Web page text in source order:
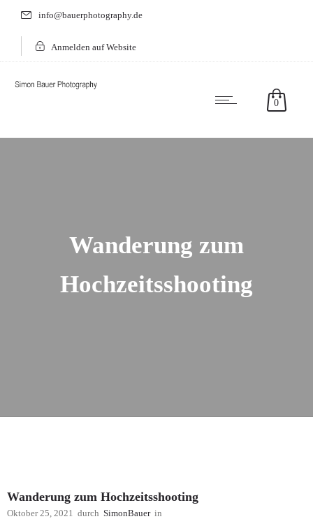
info@bauerphotography.de
Anmelden auf Website
0
Wanderung zum
Hochzeitsshooting
Wanderung zum Hochzeitsshooting
Oktober 25, 2021 durch SimonBauer in